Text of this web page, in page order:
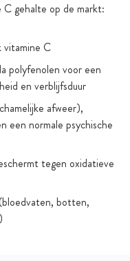
gehalte op de markt:
vitamine C
polyfenolen voor een
en verblijfsduur
afweer),
een normale psychische
tegen oxidatieve
botten,